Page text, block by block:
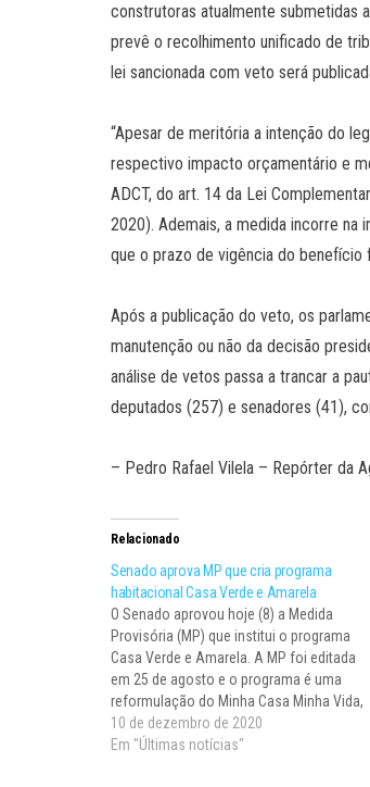
construtoras atualmente submetidas
prevê o recolhimento unificado de
lei sancionada com veto será
“Apesar de meritória a intenção do
respectivo impacto orçamentário e
ADCT, do art. 14 da Lei
2020). Ademais, a medida incorre na
que o prazo de vigência do benefício
Após a publicação do veto, os
manutenção ou não da decisão
análise de vetos passa a trancar a
deputados (257) e senadores (41),
– Pedro Rafael Vilela – Repórter da
Relacionado
Senado aprova MP que cria programa
habitacional Casa Verde e Amarela
O Senado aprovou hoje (8) a Medida
Provisória (MP) que institui o programa
Casa Verde e Amarela. A MP foi editada
em 25 de agosto e o programa é uma
reformulação do Minha Casa Minha Vida,
com foco na regularização fundiária e
na redução da taxa de juros. O governo…
10 de dezembro de 2020
Em "Últimas notícias"